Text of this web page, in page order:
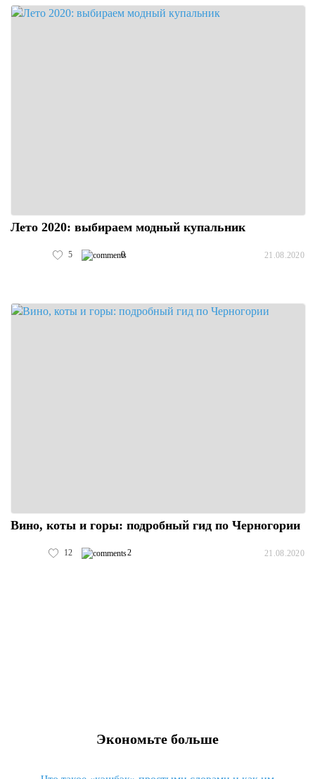
Лето 2020: выбираем модный купальник
5 0 21.08.2020
Вино, коты и горы: подробный гид по Черногории
12 2 21.08.2020
Экономьте больше